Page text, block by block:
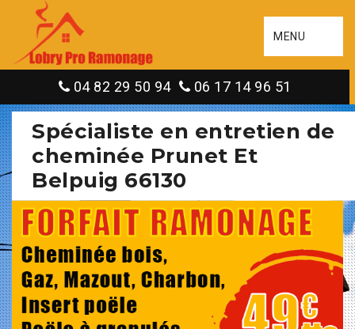
MENU
04 82 29 50 94 06 17 14 96 51
Spécialiste en entretien de
cheminée Prunet Et
Belpuig 66130